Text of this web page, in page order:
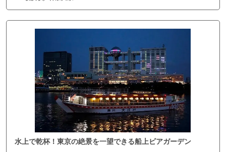
水上で乾杯！東京の絶景を一望できる船上ビアガーデン